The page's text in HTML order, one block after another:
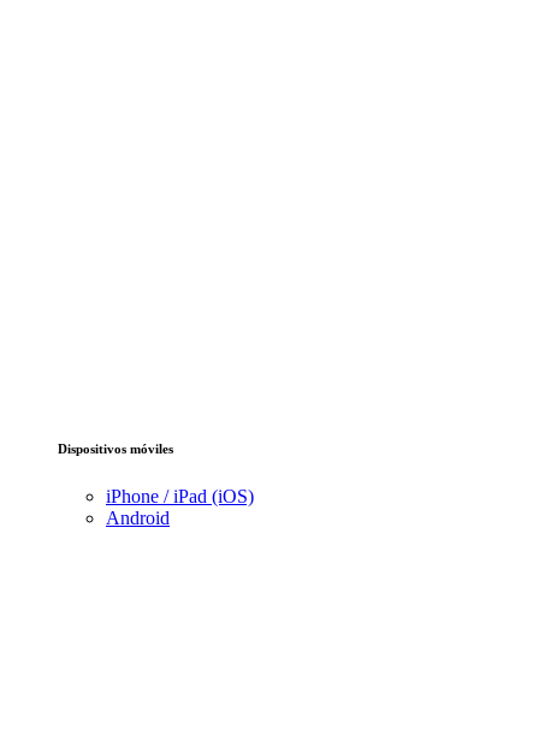
Dispositivos móviles
iPhone / iPad (iOS)
Android